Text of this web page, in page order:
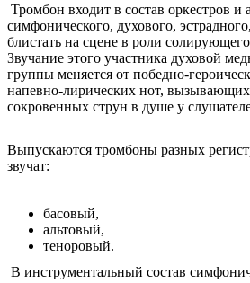
Тромбон входит в состав оркестров
симфонического, духового,
блистать на сцене в роли
Звучание этого участника духовой
группы меняется от победно-
напевно-лирических нот,
сокровенных струн в душе у
Выпускаются тромбоны разных
звучат:
басовый,
альтовый,
теноровый.
В инструментальный состав